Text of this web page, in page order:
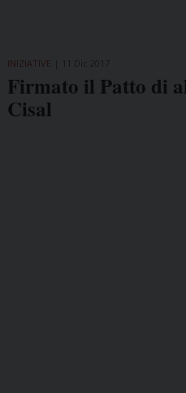
INIZIATIVE
Firmato il Patto di
Cisal